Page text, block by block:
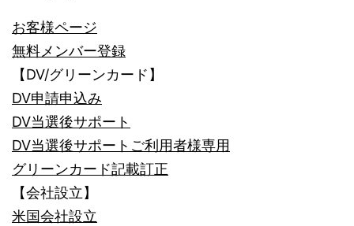
お客様ページ
無料メンバー登録
【DV/グリーンカード】
DV申請申込み
DV当選後サポート
DV当選後サポートご利用者様専用
グリーンカード記載訂正
【会社設立】
米国会社設立